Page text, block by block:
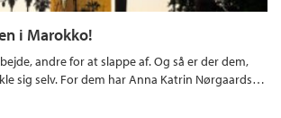
i Marokko!
andre for at slappe af. Og så er der dem,
sig selv. For dem har Anna Katrin Nørgaards…